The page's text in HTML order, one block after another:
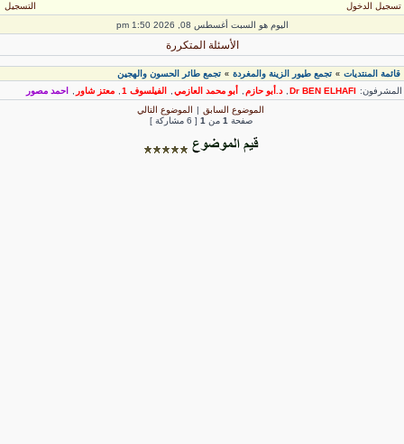
تسجيل الدخول
التسجيل
اليوم هو السبت أغسطس 08, 2026 1:50 pm
الأسئلة المتكررة
قائمة المنتديات» تجمع طيور الزينة والمغردة» تجمع طائر الحسون والهجين
Dr BEN ELHAFI
, د.أبو حازم, أبو محمد العازمي , الفيلسوف 1 , معتز شاور
احمد مصور
الموضوع السابق| الموضوع التالي
صفحة1 من [ 6 مشاركة ]